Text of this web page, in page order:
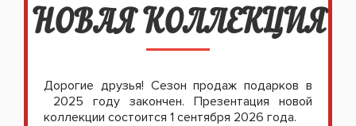
НОВАЯ КОЛЛЕКЦИЯ
Дорогие друзья! Сезон продаж подарков в
2025 году закончен. Презентация новой
коллекции состоится 1 сентября 2026 года.